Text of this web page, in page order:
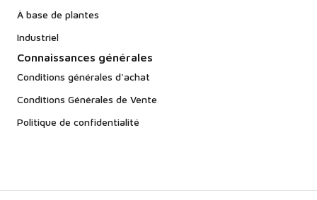
À base de plantes
Industriel
Connaissances générales
Conditions générales d'achat
Conditions Générales de Vente
Politique de confidentialité